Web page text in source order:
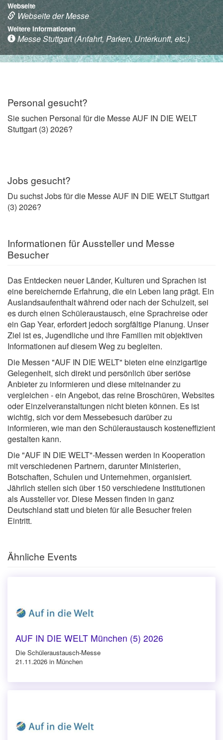
Webseite
Webseite der Messe
Weitere Informationen
Messe Stuttgart (Anfahrt, Parken, Unterkunft, etc.)
Personal gesucht?
Sie suchen Personal für die Messe AUF IN DIE WELT
Stuttgart (3) 2026?
Jobs gesucht?
Du suchst Jobs für die Messe AUF IN DIE WELT Stuttgart
(3) 2026?
Informationen für Aussteller und Messe
Besucher
Das Entdecken neuer Länder, Kulturen und Sprachen ist
eine bereichernde Erfahrung, die ein Leben lang prägt. Ein
Auslandsaufenthalt während oder nach der Schulzeit, sei
es durch einen Schüleraustausch, eine Sprachreise oder
ein Gap Year, erfordert jedoch sorgfältige Planung. Unser
Ziel ist es, Jugendliche und ihre Familien mit objektiven
Informationen auf diesem Weg zu begleiten.
Die Messen "AUF IN DIE WELT" bieten eine einzigartige
Gelegenheit, sich direkt und persönlich über seriöse
Anbieter zu informieren und diese miteinander zu
vergleichen - ein Angebot, das reine Broschüren, Websites
oder Einzelveranstaltungen nicht bieten können. Es ist
wichtig, sich vor dem Messebesuch darüber zu
informieren, wie man den Schüleraustausch kosteneffizient
gestalten kann.
Die "AUF IN DIE WELT"-Messen werden in Kooperation
mit verschiedenen Partnern, darunter Ministerien,
Botschaften, Schulen und Unternehmen, organisiert.
Jährlich stellen sich über 150 verschiedene Institutionen
als Aussteller vor. Diese Messen finden in ganz
Deutschland statt und bieten für alle Besucher freien
Eintritt.
Ähnliche Events
AUF IN DIE WELT München (5) 2026
Die Schüleraustausch-Messe
21.11.2026 in München